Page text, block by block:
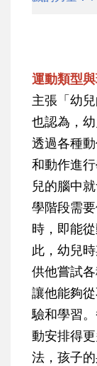
運動類型
主張「幼
也認為，
透過各種
和動作進
兒的腦中
學階段需
時，即能
此，幼兒
供他嘗試
讓他能夠
驗和學習
動安排得
法，孩子